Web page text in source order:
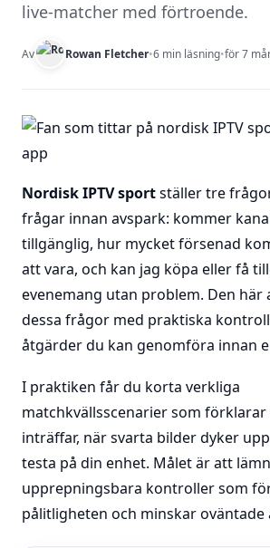
live-matcher med förtroende.
Av Rowan Fletcher•6 min läsning•för 7
Nordisk IPTV sportställer tre
frågar innan avspark: kommer
tillgänglig, hur mycket försenad
att vara, och kan jag köpa eller få
evenemang utan problem. Den här
dessa frågor med praktiska
åtgärder du kan genomföra innan
I praktiken får du korta verkliga
matchkvällsscenarier som
inträffar, när svarta bilder dyker
testa på din enhet. Målet är att
upprepningsbara kontroller som
pålitligheten och minskar oväntade